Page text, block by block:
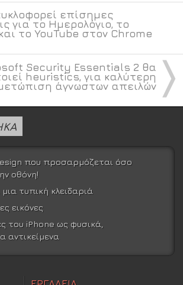
επίσημες
για το Ημερολόγιο, το
το YouTube στον Chrome
〉
Security Essentials 2 θα
heuristics, για καλύτερη
άγνωστων απειλών
που προσαρμόζεται όσο
οθόνη!
τυπική κλειδαριά
εικόνες
του iPhone ως φυσικά,
αντικείμενα